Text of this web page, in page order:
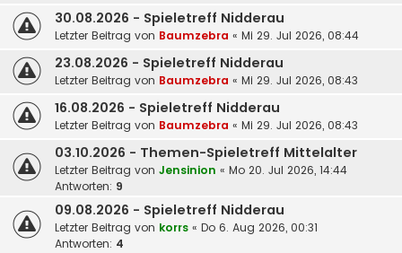
30.08.2026 - Spieletreff Nidderau
Letzter Beitrag von Baumzebra « Mi 29. Jul 2026, 08:44
23.08.2026 - Spieletreff Nidderau
Letzter Beitrag von Baumzebra « Mi 29. Jul 2026, 08:43
16.08.2026 - Spieletreff Nidderau
Letzter Beitrag von Baumzebra « Mi 29. Jul 2026, 08:43
03.10.2026 - Themen-Spieletreff Mittelalter
Letzter Beitrag von Jensinion « Mo 20. Jul 2026, 14:44
Antworten: 9
09.08.2026 - Spieletreff Nidderau
Letzter Beitrag von korrs « Do 6. Aug 2026, 00:31
Antworten: 4